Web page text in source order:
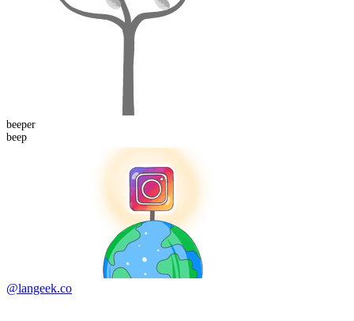
beeper
beep
@langeek.co